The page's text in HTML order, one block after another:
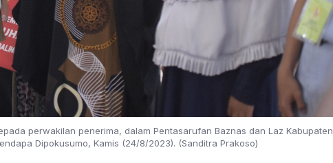
perwakilan penerima, dalam Pentasarufan Baznas dan Laz Kabupaten
Dipokusumo, Kamis (24/8/2023). (Sanditra Prakoso)